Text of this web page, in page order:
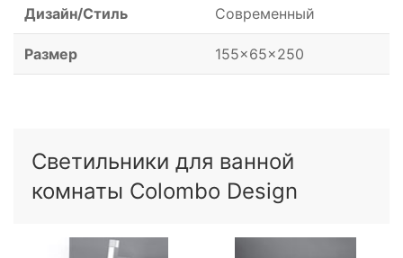
Дизайн/Стиль Современный
Размер 155x65x250
Светильники для ванной
комнаты Colombo Design